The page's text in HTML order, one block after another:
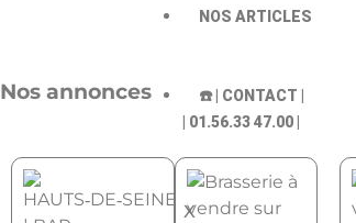
NOS ARTICLES
☎️ | CONTACT |
| 01.56.33 47.00 |
X
Nos annonces